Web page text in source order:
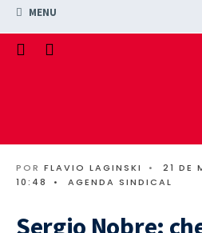
MENU
POR FLAVIO LAGINSKI • 21 DE
10:48
• AGENDA SINDICAL
Sergio Nobre: